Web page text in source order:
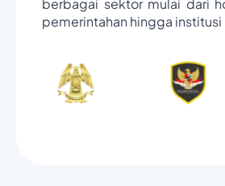
pemerintahan hingga